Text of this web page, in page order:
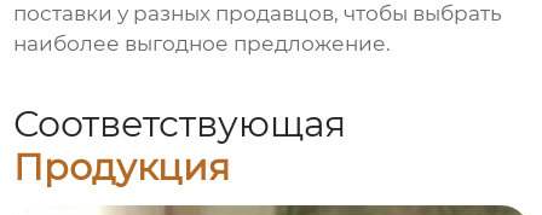
поставки у разных продавцов, чтобы выбрать
наиболее выгодное предложение.
Соответствующая
Продукция